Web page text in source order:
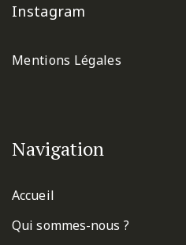
Instagram
Mentions Légales
Navigation
Accueil
Qui sommes-nous ?